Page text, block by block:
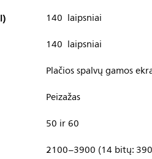
140 laipsniai
140 laipsniai
Plačios spalvų gamos
Peizažas
50 ir 60
2100–3900 (14 bitų: